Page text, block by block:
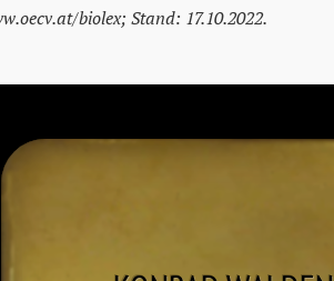
biolex; Stand: 17.10.2022.